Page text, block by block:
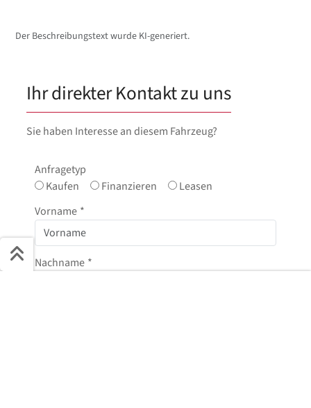
Der Beschreibungstext wurde KI-generiert.
Ihr direkter Kontakt zu uns
Sie haben Interesse an diesem Fahrzeug?
Anfragetyp
Kaufen
Finanzieren
Leasen
Vorname *
Nachname *